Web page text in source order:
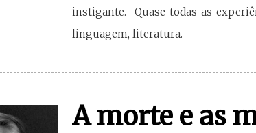
instigante. Quase todas as
linguagem, literatura.
A morte e as